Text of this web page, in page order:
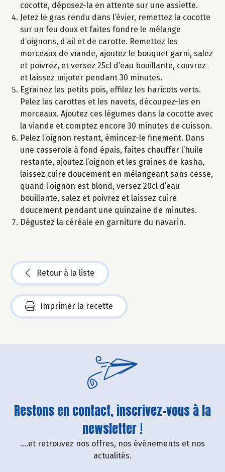
cocotte, déposez-la en attente sur une assiette.
Jetez le gras rendu dans l’évier, remettez la cocotte
sur un feu doux et faites fondre le mélange
d’oignons, d’ail et de carotte. Remettez les
morceaux de viande, ajoutez le bouquet garni, salez
et poivrez, et versez 25cl d’eau bouillante, couvrez
et laissez mijoter pendant 30 minutes.
Egrainez les petits pois, effilez les haricots verts.
Pelez les carottes et les navets, découpez-les en
morceaux. Ajoutez ces légumes dans la cocotte avec
la viande et comptez encore 30 minutes de cuisson.
Pelez l’oignon restant, émincez-le finement. Dans
une casserole à fond épais, faites chauffer l’huile
restante, ajoutez l’oignon et les graines de kasha,
laissez cuire doucement en mélangeant sans cesse,
quand l’oignon est blond, versez 20cl d’eau
bouillante, salez et poivrez et laissez cuire
doucement pendant une quinzaine de minutes.
Dégustez la céréale en garniture du navarin.
Retour à la liste
Imprimer la recette
Restons en contact, inscrivez-vous à la
newsletter !
....et retrouvez nos offres, nos événements et nos
actualités.